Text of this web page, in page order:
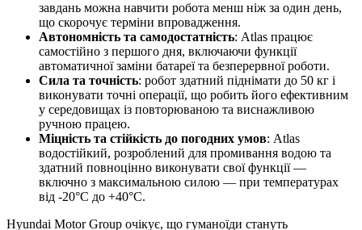
завдань можна навчити робота менш ніж за один день,
що скорочує терміни впровадження.
Автономність та самодостатність: Atlas працює
самостійно з першого дня, включаючи функції
автоматичної заміни батареї та безперервної роботи.
Сила та точність: робот здатний піднімати до 50 кг і
виконувати точні операції, що робить його ефективним
у середовищах із повторюваною та виснажливою
ручною працею.
Міцність та стійкість до погодних умов: Atlas
водостійкий, розроблений для промивання водою та
здатний повноцінно виконувати свої функції —
включно з максимальною силою — при температурах
від -20°C до +40°C.
Hyundai Motor Group очікує, що гуманоїди стануть